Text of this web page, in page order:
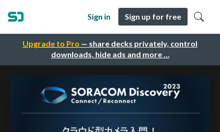
Upgrade to Pro — share decks privately, control
downloads, hide ads and more …
Sign in Sign up for free